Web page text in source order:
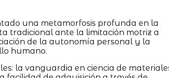
una metamorfosis profunda en la
tradicional ante la limitación motriz a
de la autonomía personal y la
humano.
la vanguardia en ciencia de